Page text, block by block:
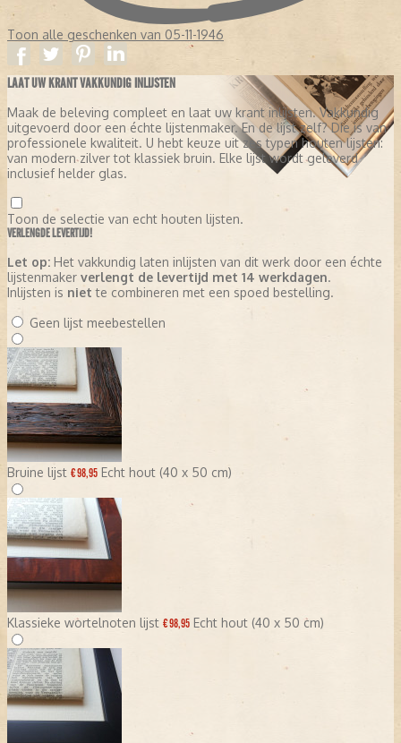
Toon alle geschenken van 05-11-1946
LAAT UW KRANT VAKKUNDIG INLIJSTEN
Maak de beleving compleet en laat uw krant inlijsten. Vakkundig
uitgevoerd door een échte lijstenmaker. En de lijst zelf? Die is van
professionele kwaliteit. U hebt keuze uit zes typen houten lijsten:
van modern zilver tot klassiek bruin. Elke lijst wordt geleverd
inclusief helder glas.
Toon de selectie van echt houten lijsten.
VERLENGDE LEVERTIJD!
Let op: Het vakkundig laten inlijsten van dit werk door een échte
lijstenmaker verlengt de levertijd met 14 werkdagen.
Inlijsten is niet te combineren met een spoed bestelling.
Geen lijst meebestellen
Bruine lijst € 98,95 Echt hout (40 x 50 cm)
Klassieke wortelnoten lijst € 98,95 Echt hout (40 x 50 cm)